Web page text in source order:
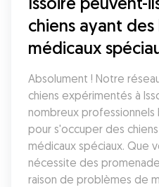
chiens ayant des
médicaux
Absolument ! Notre
chiens expérimentés à
nombreux
pour s'occuper des
médicaux spéciaux. Que
nécessite des
raison de problèmes de